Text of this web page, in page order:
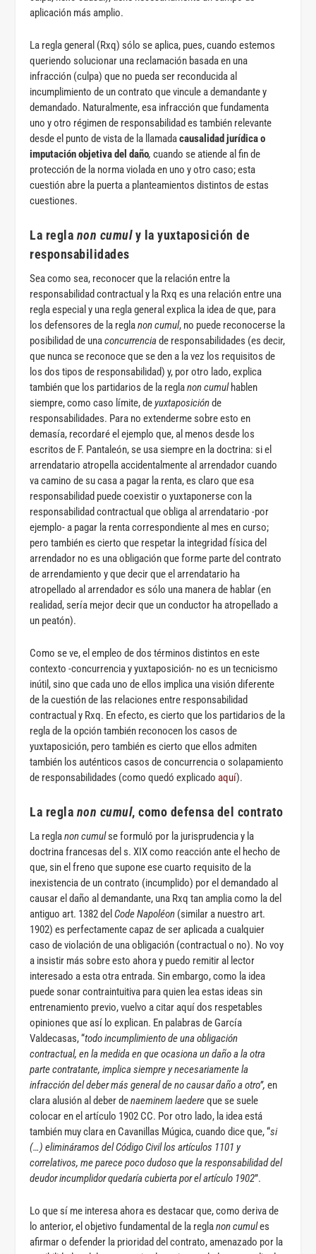
aplicación más amplio.
La regla general (Rxq) sólo se aplica, pues, cuando estemos
queriendo solucionar una reclamación basada en una
infracción (culpa) que no pueda ser reconducida al
incumplimiento de un contrato que vincule a demandante y
demandado. Naturalmente, esa infracción que fundamenta
uno y otro régimen de responsabilidad es también relevante
desde el punto de vista de la llamadacausalidad jurídica o
imputación objetiva del daño, cuando se atiende al fin de
protección de la norma violada en uno y otro caso; esta
cuestión abre la puerta a planteamientos distintos de estas
cuestiones.
La regla non cumuly la yuxtaposición de
responsabilidades
Sea como sea, reconocer que la relación entre la
responsabilidad contractual y la Rxq es una relación entre una
regla especial y una regla general explica la idea de que, para
los defensores de la reglanon cumul, no puede reconocerse la
posibilidad de unaconcurrenciade responsabilidades (es decir,
que nunca se reconoce que se den a la vez los requisitos de
los dos tipos de responsabilidad) y, por otro lado, explica
también que los partidarios de la reglanon cumulhablen
siempre, como caso límite, de yuxtaposiciónde
responsabilidades. Para no extenderme sobre esto en
demasía, recordaré el ejemplo que, al menos desde los
escritos de F. Pantaleón, se usa siempre en la doctrina: si el
arrendatario atropella accidentalmente al arrendador cuando
va camino de su casa a pagar la renta, es claro que esa
responsabilidad puede coexistir o yuxtaponerse con la
responsabilidad contractual que obliga al arrendatario -por
ejemplo- a pagar la renta correspondiente al mes en curso;
pero también es cierto que respetar la integridad física del
arrendador no es una obligación que forme parte del contrato
de arrendamiento y que decir que el arrendatario ha
atropellado al arrendador es sólo una manera de hablar (en
realidad, sería mejor decir que un conductor ha atropellado a
un peatón).
Como se ve, el empleo de dos términos distintos en este
contexto -concurrencia y yuxtaposición- no es un tecnicismo
inútil, sino que cada uno de ellos implica una visión diferente
de la cuestión de las relaciones entre responsabilidad
contractual y Rxq. En efecto, es cierto que los partidarios de la
regla de la opción también reconocen los casos de
yuxtaposición, pero también es cierto que ellos admiten
también los auténticos casos de concurrencia o solapamiento
de responsabilidades (como quedó explicadoaquí).
La regla non cumul, como defensa del contrato
La reglanon cumulse formuló por la jurisprudencia y la
doctrina francesas del s. XIX como reacción ante el hecho de
que, sin el freno que supone ese cuarto requisito de la
inexistencia de un contrato (incumplido) por el demandado al
causar el daño al demandante, una Rxq tan amplia como la del
antiguo art. 1382 delCode Napoléon (similar a nuestro art.
1902) es perfectamente capaz de ser aplicada a cualquier
caso de violación de una obligación (contractual o no). No voy
a insistir más sobre esto ahora y puedo remitir al lector
interesado a esta otra entrada. Sin embargo, como la idea
puede sonar contraintuitiva para quien lea estas ideas sin
entrenamiento previo, vuelvo a citar aquí dos respetables
opiniones que así lo explican. En palabras de García
Valdecasas, “todo incumplimiento de una obligación
contractual, en la medida en que ocasiona un daño a la otra
parte contratante, implica siempre y necesariamente la
infracción del deber más general de no causar daño a otro”, en
clara alusión al deber denaeminem laedereque se suele
colocar en el artículo 1902 CC. Por otro lado, la idea está
también muy clara en Cavanillas Múgica, cuando dice que, “si
(…) elimináramos del Código Civil los artículos 1101 y
correlativos, me parece poco dudoso que la responsabilidad del
deudor incumplidor quedaría cubierta por el artículo 1902”.
Lo que sí me interesa ahora es destacar que, como deriva de
lo anterior, el objetivo fundamental de la reglanon cumules
afirmar o defender la prioridad del contrato, amenazado por la